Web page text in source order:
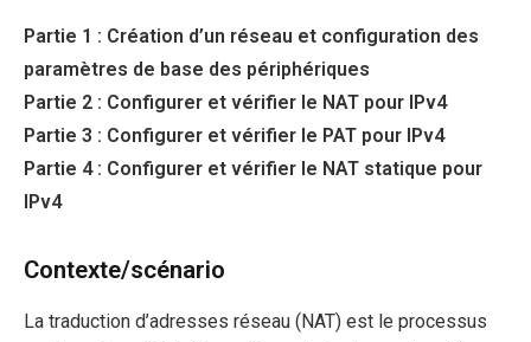
Partie 1 : Création d’un réseau et configuration des
paramètres de base des périphériques
Partie 2 : Configurer et vérifier le NAT pour IPv4
Partie 3 : Configurer et vérifier le PAT pour IPv4
Partie 4 : Configurer et vérifier le NAT statique pour
IPv4
Contexte/scénario
La traduction d’adresses réseau (NAT) est le processus